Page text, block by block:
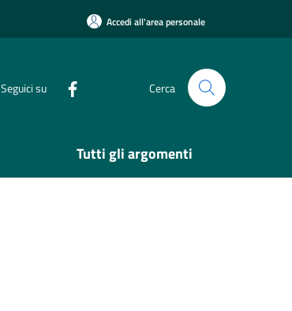
Accedi all'area personale
Seguici su Cerca
Tutti gli argomenti